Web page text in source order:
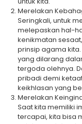
Merelakan
Seringkali, untuk
melepaskan hal-
kenikmatan
prinsip agama
yang dilarang
tergoda olehnya.
pribadi demi
keikhlasan yang
Merelakan
Saat kita memiliki
tercapai, kita bisa